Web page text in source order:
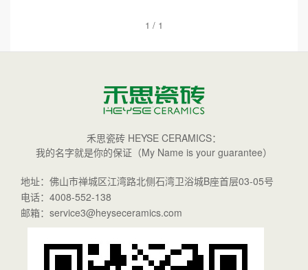
1 / 1
禾思瓷砖 HEYSE CERAMICS：
我的名字就是你的保证（My Name is your guarantee）
地址：佛山市禅城区江湾路北侧石湾卫浴城B座首层03-05号
电话：4008-552-138
邮箱：service3@heyseceramics.com